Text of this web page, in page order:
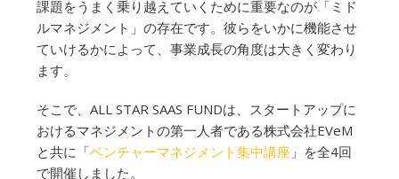
課題をうまく乗り越えていくために重要なのが「ミド
ルマネジメント」の存在です。彼らをいかに機能させ
ていけるかによって、事業成長の角度は大きく変わり
ます。
そこで、ALL STAR SAAS FUNDは、スタートアップに
おけるマネジメントの第一人者である株式会社EVeM
と共に「ベンチャーマネジメント集中講座 」を全4回
で開催しました。